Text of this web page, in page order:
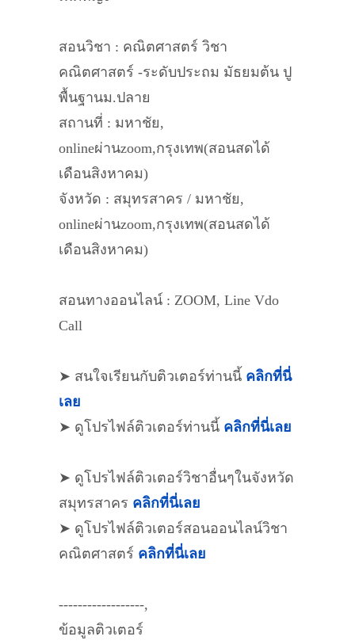
สอนวิชา : คณิตศาสตร์ วิชา
คณิตศาสตร์ -ระดับประถม มัธยมต้น ปู
พื้นฐานม.ปลาย
สถานที่ : มหาชัย,
onlineผ่านzoom,กรุงเทพ(สอนสดได้
เดือนสิงหาคม)
จังหวัด : สมุทรสาคร / มหาชัย,
onlineผ่านzoom,กรุงเทพ(สอนสดได้
เดือนสิงหาคม)
สอนทางออนไลน์ : ZOOM, Line Vdo
Call
➤ สนใจเรียนกับติวเตอร์ท่านนี้ คลิกที่นี่
เลย
➤ ดูโปรไฟล์ติวเตอร์ท่านนี้ คลิกที่นี่เลย
➤ ดูโปรไฟล์ติวเตอร์วิชาอื่นๆในจังหวัด
สมุทรสาคร คลิกที่นี่เลย
➤ ดูโปรไฟล์ติวเตอร์สอนออนไลน์วิชา
คณิตศาสตร์ คลิกที่นี่เลย
------------------,
ข้อมูลติวเตอร์